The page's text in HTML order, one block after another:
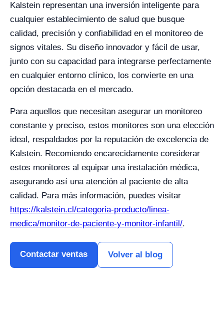
Kalstein representan una inversión inteligente para
cualquier establecimiento de salud que busque
calidad, precisión y confiabilidad en el monitoreo de
signos vitales. Su diseño innovador y fácil de usar,
junto con su capacidad para integrarse perfectamente
en cualquier entorno clínico, los convierte en una
opción destacada en el mercado.
Para aquellos que necesitan asegurar un monitoreo
constante y preciso, estos monitores son una elección
ideal, respaldados por la reputación de excelencia de
Kalstein. Recomiendo encarecidamente considerar
estos monitores al equipar una instalación médica,
asegurando así una atención al paciente de alta
calidad. Para más información, puedes visitar
https://kalstein.cl/categoria-producto/linea-
medica/monitor-de-paciente-y-monitor-infantil/.
Contactar ventas Volver al blog